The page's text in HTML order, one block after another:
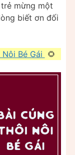
mừng một
biết ơn đối
Bé Gái 🌻